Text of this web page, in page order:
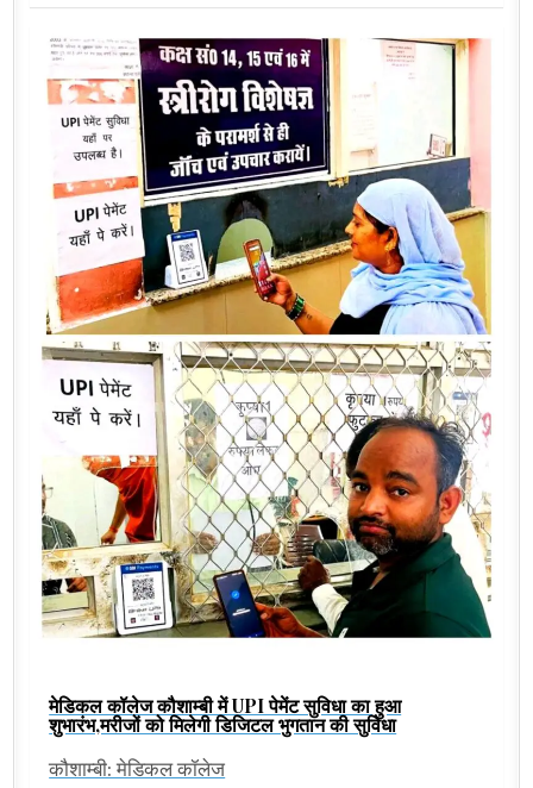
मेडिकल कॉलेज कौशाम्बी में UPI पेमेंट सुविधा का हुआ
शुभारंभ,मरीजों को मिलेगी डिजिटल भुगतान की सुविधा
कौशाम्बी: मेडिकल कॉलेज